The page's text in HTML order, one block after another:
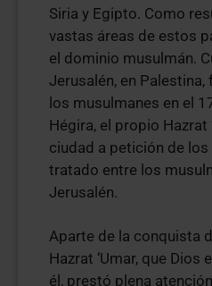
Siria y Egipto. Como
vastas áreas de estos
el dominio musulmán.
Jerusalén, en
los musulmanes en el
Hégira, el propio Hazrat
ciudad a petición de
tratado entre los
Jerusalén.
Aparte de la conquista
Hazrat ‘Umar, que
él, prestó plena